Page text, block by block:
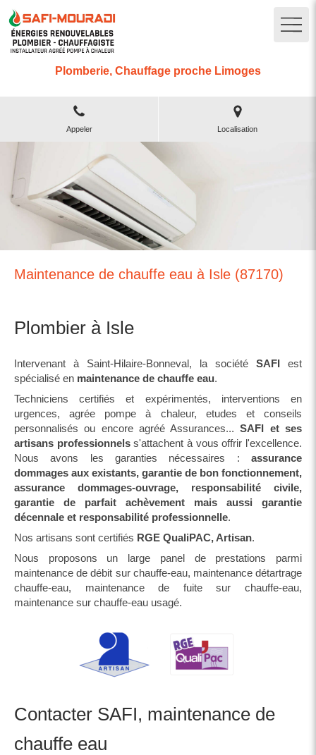
Plomberie, Chauffage proche Limoges
Appeler Localisation
Maintenance de chauffe eau à Isle (87170)
Plombier à Isle
Intervenant à Saint-Hilaire-Bonneval, la société SAFI est
spécialisé en maintenance de chauffe eau.
Techniciens certifiés et expérimentés, interventions en
urgences, agrée pompe à chaleur, etudes et conseils
personnalisés ou encore agréé Assurances...SAFI et ses
artisans professionnelss'attachent à vous offrir l'excellence.
Nous avons les garanties nécessaires : assurance
dommages aux existants, garantie de bon fonctionnement,
assurance dommages-ouvrage, responsabilité civile,
garantie de parfait achèvement mais aussi garantie
décennale et responsabilité professionnelle.
Nos artisans sont certifiés RGE QualiPAC, Artisan.
Nous proposons un large panel de prestations parmi
maintenance de débit sur chauffe-eau, maintenance détartrage
chauffe-eau, maintenance de fuite sur chauffe-eau,
maintenance sur chauffe-eau usagé.
Contacter SAFI, maintenance de
chauffe eau